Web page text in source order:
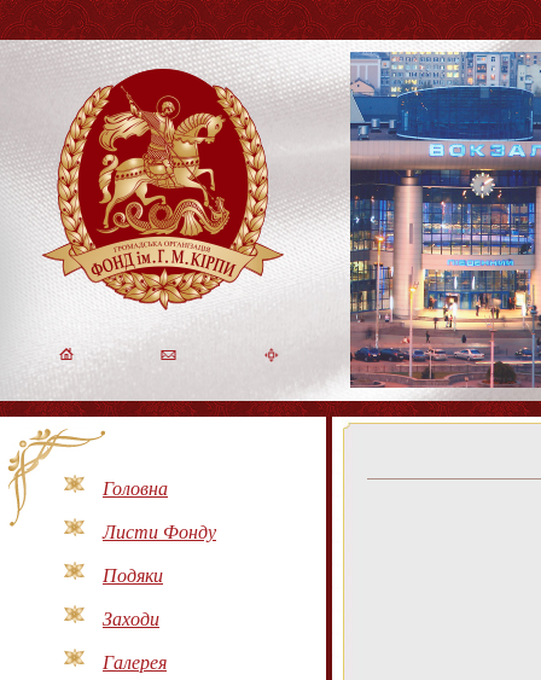
Головна
Листи Фонду
Подяки
Заходи
Галерея